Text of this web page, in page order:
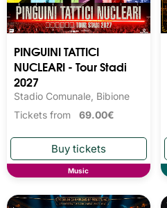
PINGUINI TATTICI
NUCLEARI - Tour Stadi
2027
Stadio Comunale, Bibione
Tickets from 69.00€
Music